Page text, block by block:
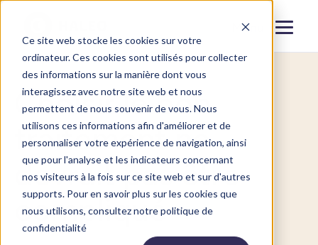
Ce site web stocke les cookies sur votre
ordinateur. Ces cookies sont utilisés pour collecter
des informations sur la manière dont vous
interagissez avec notre site web et nous
permettent de nous souvenir de vous. Nous
utilisons ces informations afin d'améliorer et de
personnaliser votre expérience de navigation, ainsi
que pour l'analyse et les indicateurs concernant
nos visiteurs à la fois sur ce site web et sur d'autres
supports. Pour en savoir plus sur les cookies que
nous utilisons, consultez notre politique de
confidentialité
Fermer
Menu
Choisir le bon
traitement ne
devrait pas être
compliqué